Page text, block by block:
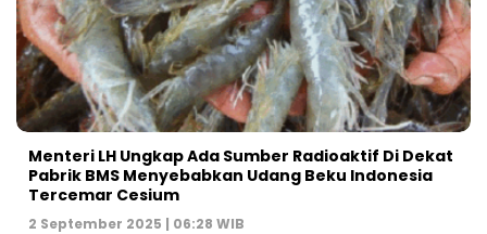
Menteri LH Ungkap Ada Sumber Radioaktif Di Dekat
Pabrik BMS Menyebabkan Udang Beku Indonesia
Tercemar Cesium
2 September 2025 | 06:28 WIB